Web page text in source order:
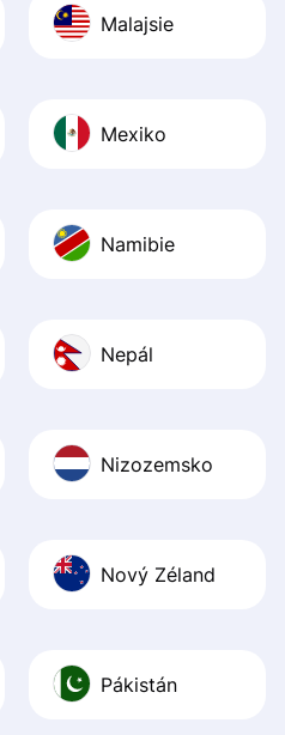
Malajsie
Mexiko
Namibie
Nepál
Nizozemsko
Nový Zéland
Pákistán